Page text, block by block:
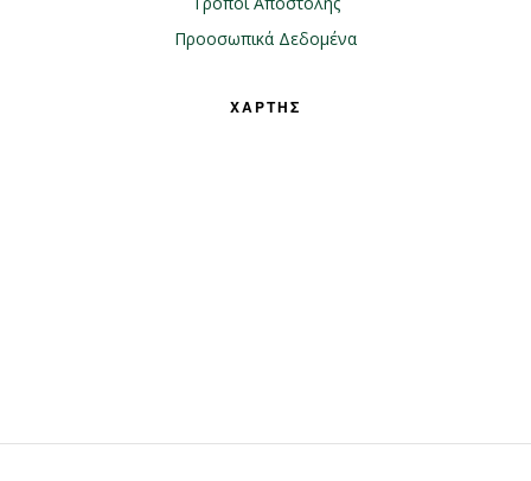
Προοσωπικά Δεδομένα
ΧΑΡΤΗΣ